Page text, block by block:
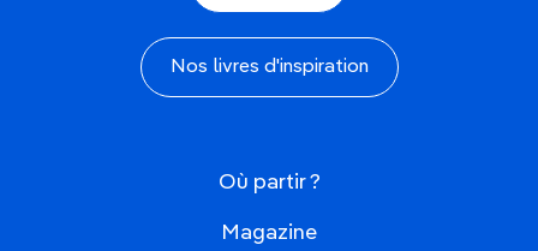
Nos livres d'inspiration
Où partir ?
Magazine